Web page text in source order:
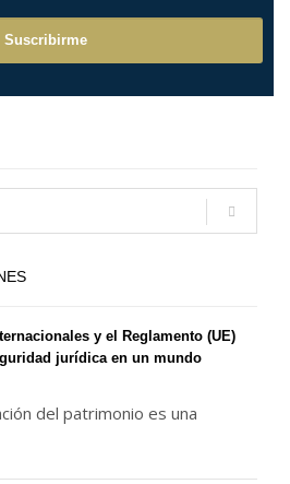
y el Reglamento (UE)
jurídica en un mundo
del patrimonio es una